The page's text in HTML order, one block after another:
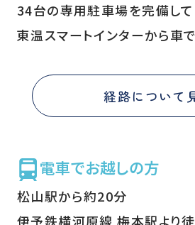
34台の専用駐車場を完備して
東温スマートインターから車
経路について
電車でお越しの方
松山駅から約20分
伊予鉄横河原線 梅本駅より